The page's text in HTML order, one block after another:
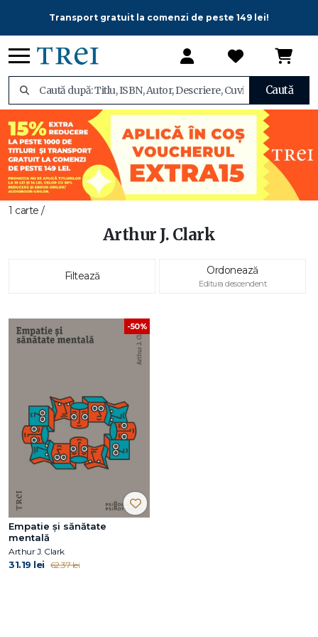
Transport gratuit la comenzi de peste 149 lei!
Caută
1 carte /
Arthur J. Clark
Filtează Ordonează
Editura descendent
-50%
Empatie și sănătate
mentală
Arthur J. Clark
31.19 lei 62.37 lei